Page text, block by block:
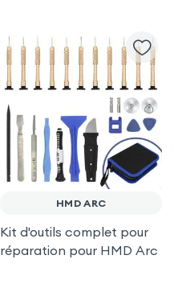
HMD ARC
Kit d'outils complet pour
réparation pour HMD Arc